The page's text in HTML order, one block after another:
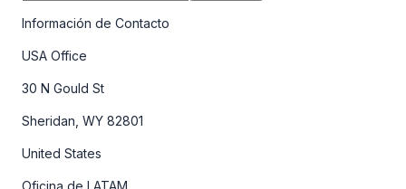
Información de Contacto
USA Office
30 N Gould St
Sheridan, WY 82801
United States
Oficina de LATAM